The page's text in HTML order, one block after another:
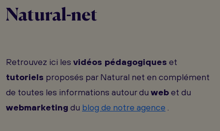
Natural-net
Retrouvez ici les vidéos pédagogiques et
tutoriels proposés par Natural net en complément
de toutes les informations autour du webet du
webmarketing du blog de notre agence .